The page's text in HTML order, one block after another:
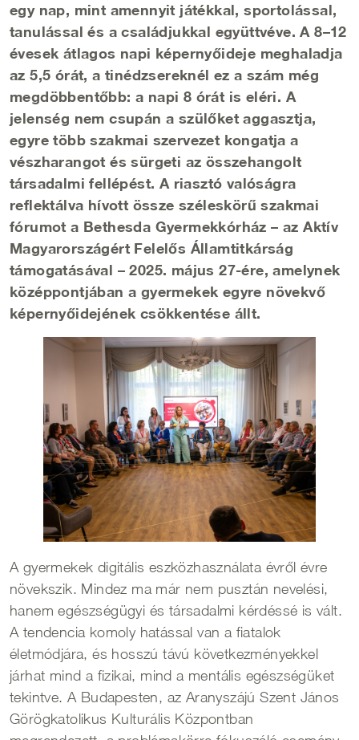
egy nap, mint amennyit játékkal, sportolással,
tanulással és a családjukkal együttvéve. A 8–12
évesek átlagos napi képernyőideje meghaladja
az 5,5 órát, a tinédzsereknél ez a szám még
megdöbbentőbb: a napi 8 órát is eléri. A
jelenség nem csupán a szülőket aggasztja,
egyre több szakmai szervezet kongatja a
vészharangot és sürgeti az összehangolt
társadalmi fellépést. A riasztó valóságra
reflektálva hívott össze széleskörű szakmai
fórumot a Bethesda Gyermekkórház – az Aktív
Magyarországért Felelős Államtitkárság
támogatásával – 2025. május 27-ére, amelynek
középpontjában a gyermekek egyre növekvő
képernyőidejének csökkentése állt.
A gyermekek digitális eszközhasználata évről évre
növekszik. Mindez ma már nem pusztán nevelési,
hanem egészségügyi és társadalmi kérdéssé is vált.
A tendencia komoly hatással van a fiatalok
életmódjára, és hosszú távú következményekkel
járhat mind a fizikai, mind a mentális egészségüket
tekintve. A Budapesten, az Aranyszájú Szent János
Görögkatolikus Kulturális Központban